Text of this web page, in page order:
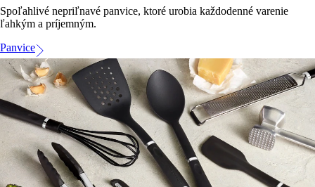
Spoľahlivé nepriľnavé panvice, ktoré urobia každodenné varenie
ľahkým a príjemným.
Panvice